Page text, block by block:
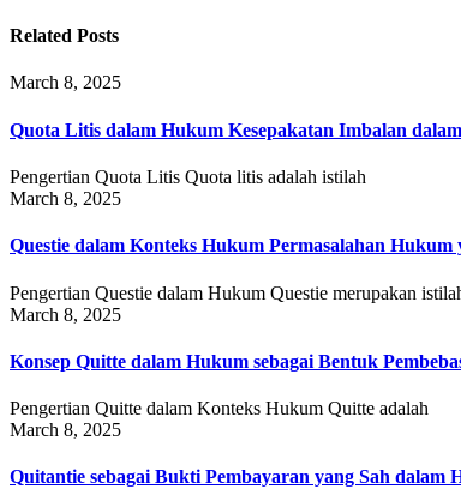
Related Posts
March 8, 2025
Quota Litis dalam Hukum Kesepakatan Imbalan
Pengertian Quota Litis Quota litis adalah istilah
March 8, 2025
Questie dalam Konteks Hukum Permasalahan Hukum
Pengertian Questie dalam Hukum Questie merupakan
March 8, 2025
Konsep Quitte dalam Hukum sebagai Bentuk
Pengertian Quitte dalam Konteks Hukum Quitte adalah
March 8, 2025
Quitantie sebagai Bukti Pembayaran yang Sah dalam